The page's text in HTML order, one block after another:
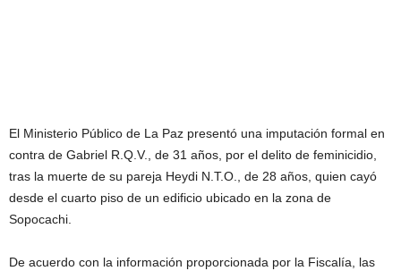
El Ministerio Público de La Paz presentó una imputación formal en
contra de Gabriel R.Q.V., de 31 años, por el delito de feminicidio,
tras la muerte de su pareja Heydi N.T.O., de 28 años, quien cayó
desde el cuarto piso de un edificio ubicado en la zona de
Sopocachi.
De acuerdo con la información proporcionada por la Fiscalía, las